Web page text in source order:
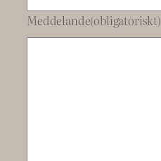
Meddelande(obligatoriskt)